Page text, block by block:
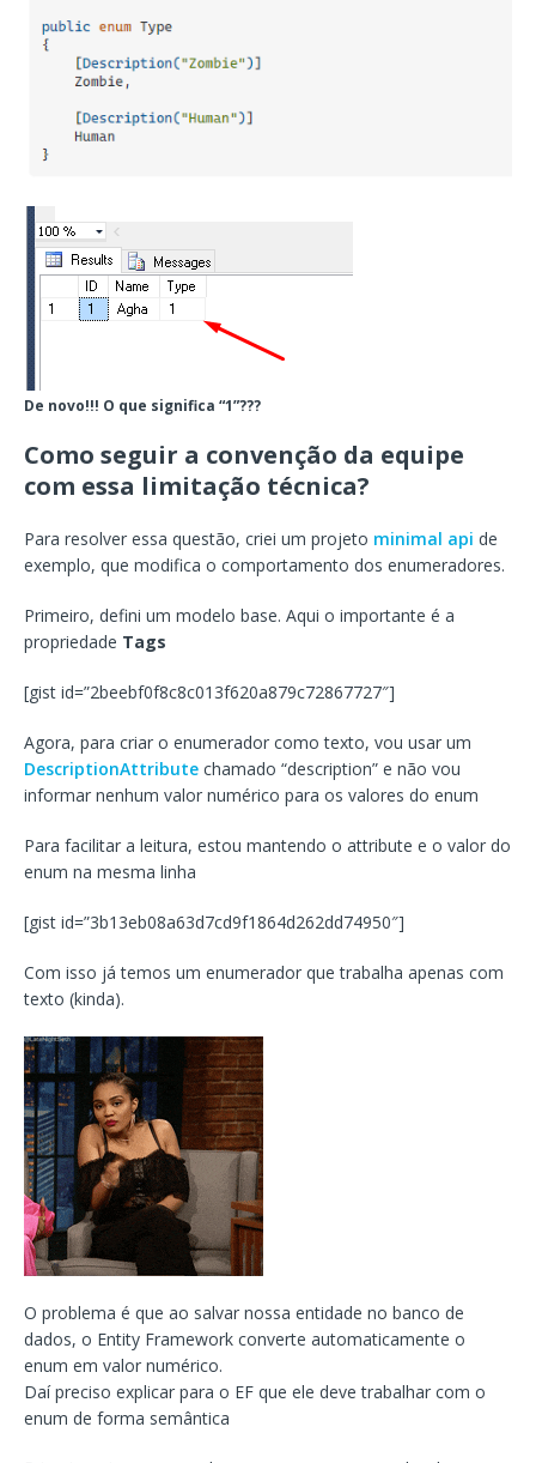
De novo!!! O que significa “1”???
Como seguir a convenção da equipe
com essa limitação técnica?
Para resolver essa questão, criei um projeto minimal api de
exemplo, que modifica o comportamento dos enumeradores.
Primeiro, defini um modelo base. Aqui o importante é a
propriedade Tags
[gist id=”2beebf0f8c8c013f620a879c72867727″]
Agora, para criar o enumerador como texto, vou usar um
DescriptionAttribute chamado “description” e não vou
informar nenhum valor numérico para os valores do enum
Para facilitar a leitura, estou mantendo o attribute e o valor do
enum na mesma linha
[gist id=”3b13eb08a63d7cd9f1864d262dd74950″]
Com isso já temos um enumerador que trabalha apenas com
texto (kinda).
O problema é que ao salvar nossa entidade no banco de
dados, o Entity Framework converte automaticamente o
enum em valor numérico.
Daí preciso explicar para o EF que ele deve trabalhar com o
enum de forma semântica